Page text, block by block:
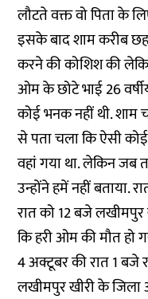
लौटते वक्त वो पिता के
इसके बाद शाम करीब
करने की कोशिश की
ओम के छोटे भाई 26
कोई भनक नहीं थी. शाम
से पता चला कि ऐसी
वहां गया था. लेकिन जब
उन्होंने हमें नहीं बताया.
रात को 12 बजे
कि हरी ओम की मौत हो
4 अक्टूबर की रात 1 बजे
लखीमपुर खीरी के